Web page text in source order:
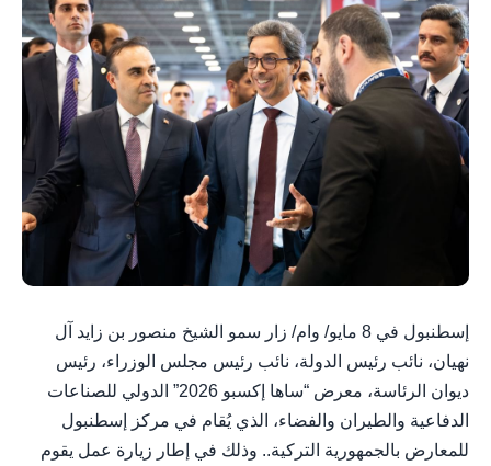
إسطنبول في 8 مايو/ وام/ زار سمو الشيخ منصور بن زايد آل
نهيان، نائب رئيس الدولة، نائب رئيس مجلس الوزراء، رئيس
ديوان الرئاسة، معرض “ساها إكسبو 2026” الدولي للصناعات
الدفاعية والطيران والفضاء، الذي يُقام في مركز إسطنبول
للمعارض بالجمهورية التركية.. وذلك في إطار زيارة عمل يقوم